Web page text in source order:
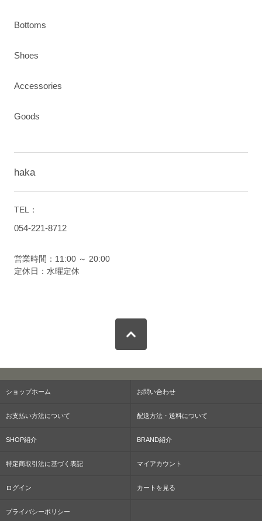
Bottoms
Shoes
Accessories
Goods
haka
TEL：
054-221-8712
営業時間：11:00 ～ 20:00
定休日：水曜定休
ショップホーム お問い合わせ
お支払い方法について 配送方法・送料について
SHOP紹介 BRAND紹介
特定商取引法に基づく表記 マイアカウント
ログイン カートを見る
プライバシーポリシー